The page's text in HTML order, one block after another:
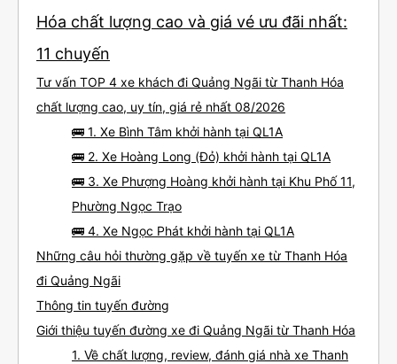
Hóa chất lượng cao và giá vé ưu đãi nhất:
11 chuyến
Tư vấn TOP 4 xe khách đi Quảng Ngãi từ Thanh Hóa
chất lượng cao, uy tín, giá rẻ nhất 08/2026
🚌 1. Xe Bình Tâm khởi hành tại QL1A
🚌 2. Xe Hoàng Long (Đỏ) khởi hành tại QL1A
🚌 3. Xe Phượng Hoàng khởi hành tại Khu Phố 11,
Phường Ngọc Trạo
🚌 4. Xe Ngọc Phát khởi hành tại QL1A
Những câu hỏi thường gặp về tuyến xe từ Thanh Hóa
đi Quảng Ngãi
Thông tin tuyến đường
Giới thiệu tuyến đường xe đi Quảng Ngãi từ Thanh Hóa
1. Về chất lượng, review, đánh giá nhà xe Thanh